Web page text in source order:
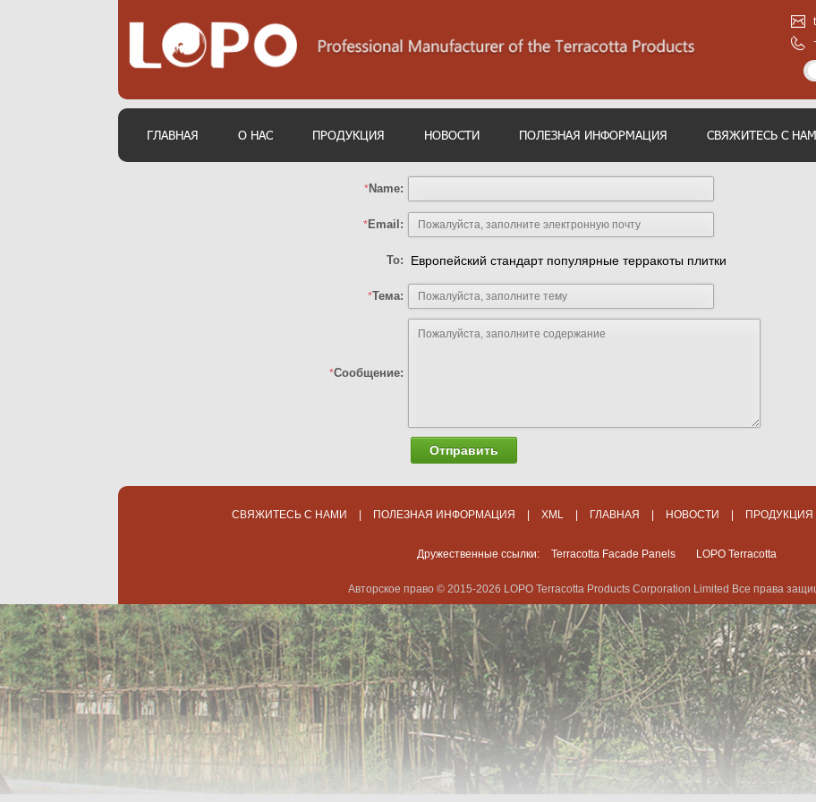
ГЛАВНАЯ О НАС ПРОДУКЦИЯ НОВОСТИ ПОЛЕЗНАЯ ИНФОРМАЦИЯ СВЯЖИТЕСЬ С
*Name:
*Email:
To: Европейский стандарт популярные терракоты плитки
*Тема:
*Сообщение:
Отправить
СВЯЖИТЕСЬ С НАМИ | ПОЛЕЗНАЯ ИНФОРМАЦИЯ | XML | ГЛАВНАЯ | НОВОСТИ | ПРОДУКЦИЯ
Дружественные ссылки: Terracotta Facade Panels LOPO Terracotta
Авторское право © 2015-2026 LOPO Terracotta Products Corporation Limited Все права